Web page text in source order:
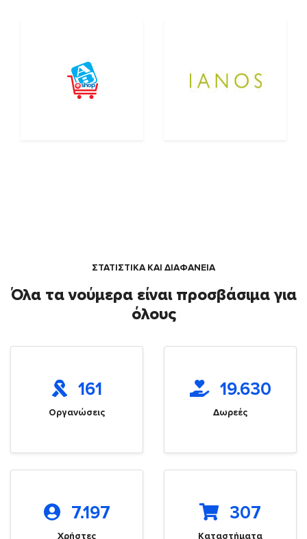
ΣΤΑΤΙΣΤΙΚΑ ΚΑΙ ΔΙΑΦΑΝΕΙΑ
Όλα τα νούμερα είναι προσβάσιμα για
όλους
161
Οργανώσεις
19.630
Δωρεές
7.197
Χρήστες
307
Καταστήματα